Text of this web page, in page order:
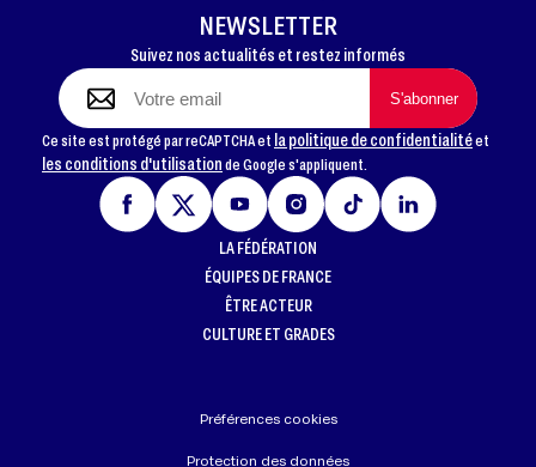
NEWSLETTER
Suivez nos actualités et restez informés
Ce site est protégé par reCAPTCHA et la politique de confidentialitéet
les conditions d'utilisationde Google s'appliquent.
LA FÉDÉRATION
ÉQUIPES DE FRANCE
ÊTRE ACTEUR
CULTURE ET GRADES
Préférences cookies
Protection des données